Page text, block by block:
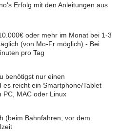
Erfolg mit den Anleitungen aus
oder mehr im Monat bei 1-3
(von Mo-Fr möglich) - Bei
pro Tag
benötigst nur einen
es reicht ein Smartphone/Tablet
PC, MAC oder Linux
(beim Bahnfahren, vor dem